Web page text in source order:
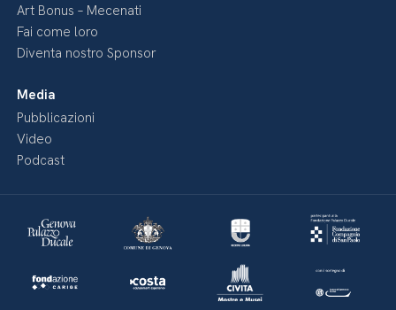
Art Bonus – Mecenati
Fai come loro
Diventa nostro Sponsor
Media
Pubblicazioni
Video
Podcast